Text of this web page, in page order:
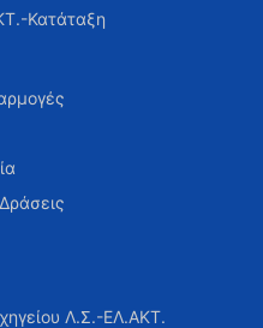
Κατάταξη
Λ.Σ.-ΕΛ.ΑΚΤ.